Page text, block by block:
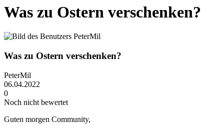
Was zu Ostern verschenken?
Was zu Ostern verschenken?
PeterMil
06.04.2022
0
Noch nicht bewertet
Guten morgen Community,